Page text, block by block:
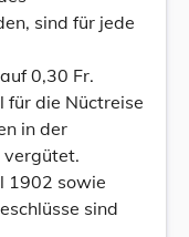
sind für jede
0,30 Fr.
für die Nüctreise
in der
vergütet.
1902 sowie
sind